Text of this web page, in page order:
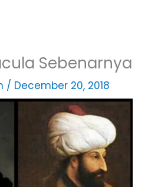
Sebenarnya
/ December 20, 2018